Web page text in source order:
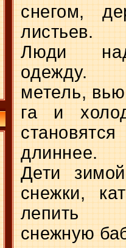
снегом,
листьев.
Люди
одежду.
метель, вью­
га и
длиннее.
Дети
снежки,
лепить
снежную